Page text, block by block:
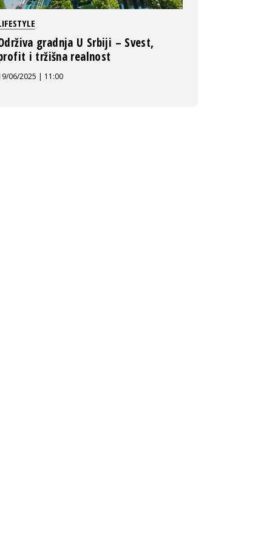
gradnja U Srbiji – Svest,
i tržišna realnost
06/2025 | 11:00